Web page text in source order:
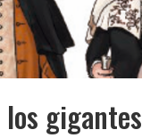
gigantes